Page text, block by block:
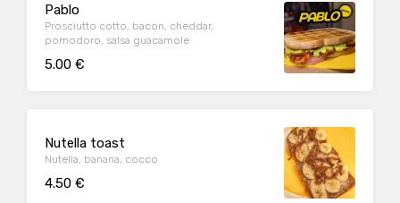
Pablo
Prosciutto cotto, bacon, cheddar,
pomodoro, salsa guacamole
5.00 €
Nutella toast
Nutella, banana, cocco
4.50 €